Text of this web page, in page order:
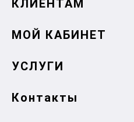
КЛИЕНТАМ
МОЙ КАБИНЕТ
УСЛУГИ
Контакты